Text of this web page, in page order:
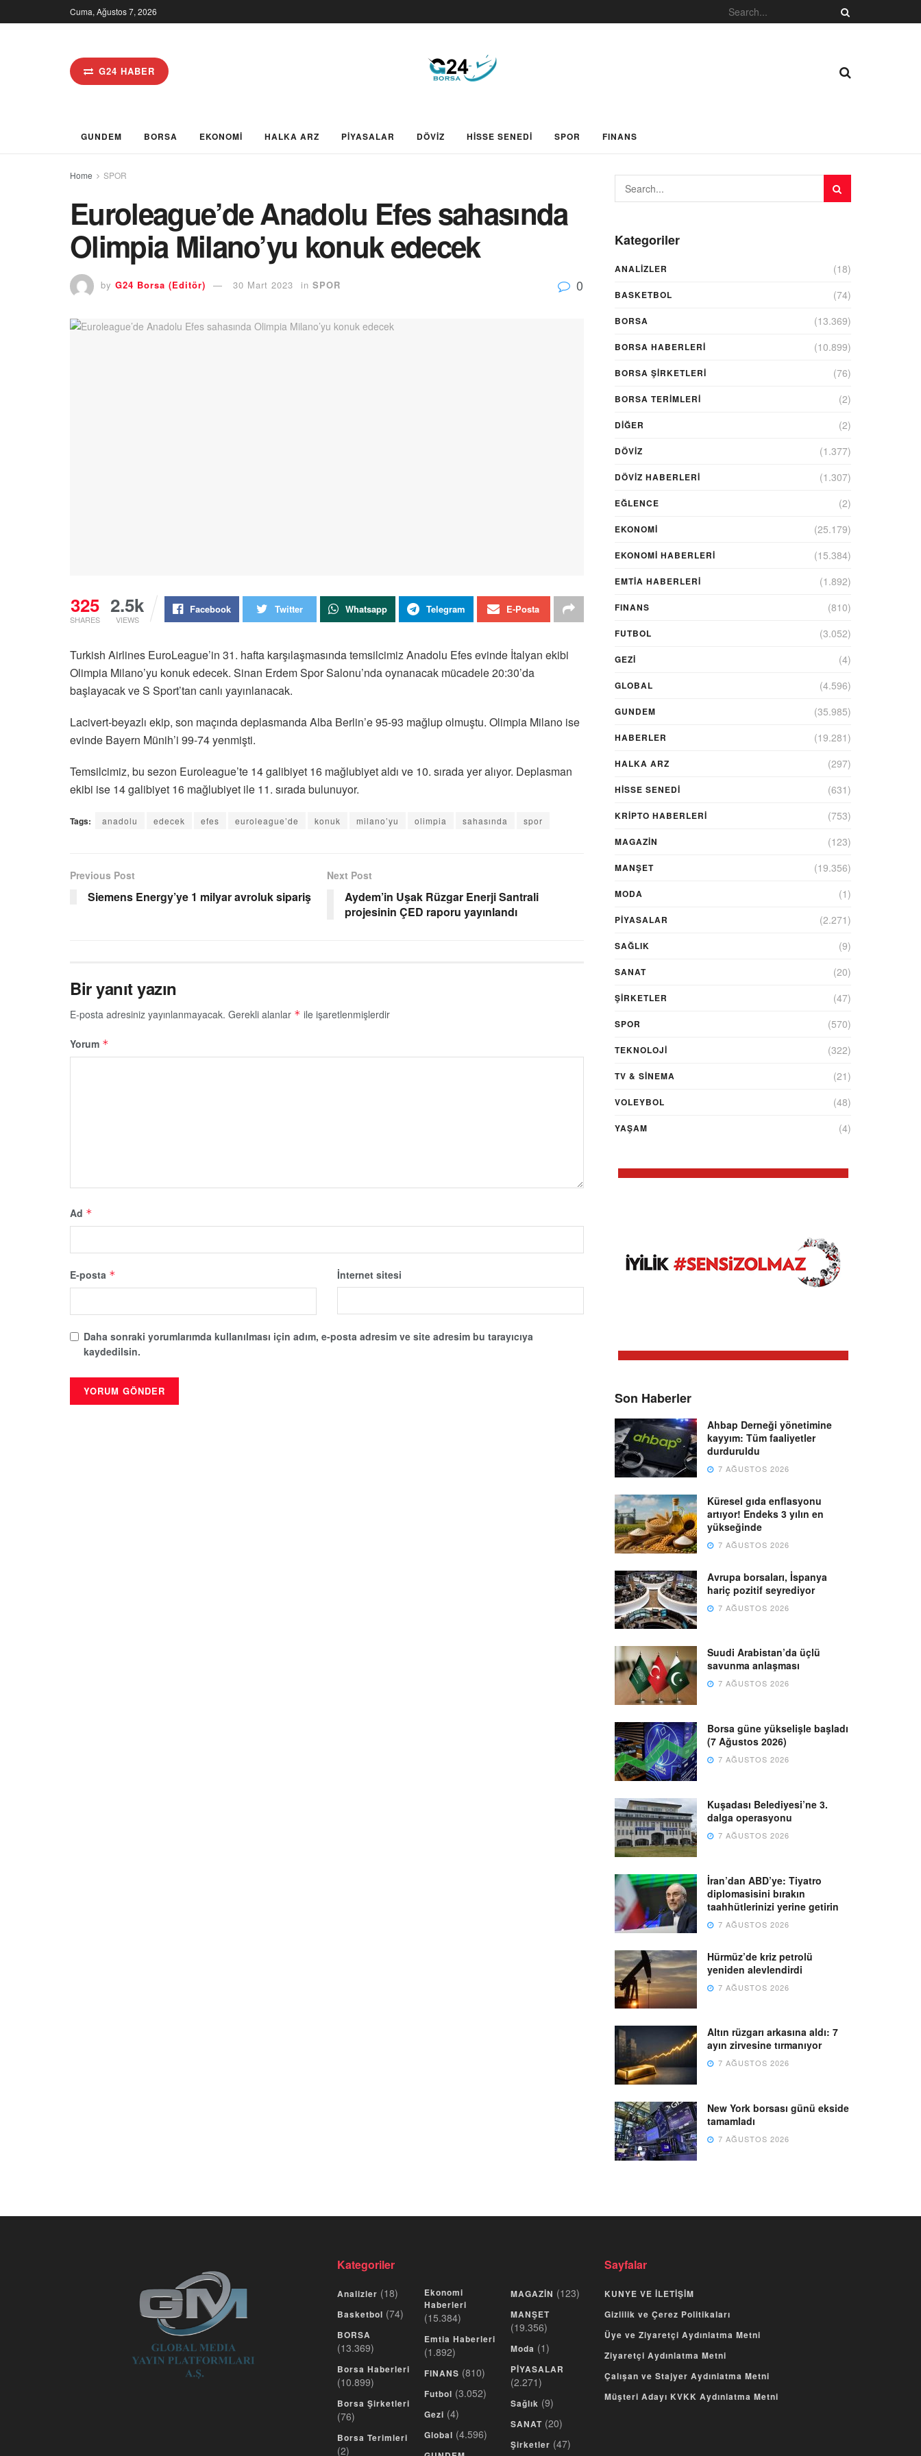
Cuma, Ağustos 7, 2026
G24 HABER
GUNDEM BORSA EKONOMİ HALKA ARZ PİYASALAR DÖVİZ HİSSE SENEDİ SPOR FINANS
Home SPOR
Euroleague’de Anadolu Efes sahasında
Olimpia Milano’yu konuk edecek
by G24 Borsa (Editör) 30 Mart 2023 in SPOR 0
325
SHARES
2.5k
VIEWS
Facebook Twitter Whatsapp Telegram E-Posta
Turkish Airlines EuroLeague’in 31. hafta karşılaşmasında temsilcimizAnadolu Efesevinde İtalyan ekibi
Olimpia Milano’yu konuk edecek. Sinan Erdem Spor Salonu’nda oynanacak mücadele 20:30’da
başlayacak ve S Sport’tan canlı yayınlanacak.
Lacivert-beyazlı ekip, son maçında deplasmanda Alba Berlin’e 95-93 mağlup olmuştu. Olimpia Milano ise
evinde Bayern Münih’i 99-74 yenmişti.
Temsilcimiz, bu sezon Euroleague’te 14 galibiyet 16 mağlubiyet aldı ve 10. sırada yer alıyor. Deplasman
ekibi ise 14 galibiyet 16 mağlubiyet ile 11. sırada bulunuyor.
Tags: anadolu edecek efes euroleague’de konuk milano’yu olimpia sahasında spor
Previous Post
Siemens Energy’ye 1 milyar avroluk sipariş
Next Post
Aydem’in Uşak Rüzgar Enerji Santrali
projesinin ÇED raporu yayınlandı
Bir yanıt yazın
E-posta adresiniz yayınlanmayacak. Gerekli alanlar * ile işaretlenmişlerdir
Yorum *
Ad *
E-posta * İnternet sitesi
Daha sonraki yorumlarımda kullanılması için adım, e-posta adresim ve site adresim bu tarayıcıya
kaydedilsin.
Kategoriler
ANALIZLER (18)
BASKETBOL (74)
BORSA (13.369)
BORSA HABERLERI (10.899)
BORSA ŞIRKETLERI (76)
BORSA TERIMLERI (2)
DIĞER (2)
DÖVİZ (1.377)
DÖVIZ HABERLERI (1.307)
EĞLENCE (2)
EKONOMİ (25.179)
EKONOMI HABERLERI (15.384)
EMTIA HABERLERI (1.892)
FINANS (810)
FUTBOL (3.052)
GEZI (4)
GLOBAL (4.596)
GUNDEM (35.985)
HABERLER (19.281)
HALKA ARZ (297)
HİSSE SENEDİ (631)
KRIPTO HABERLERI (753)
MAGAZİN (123)
MANŞET (19.356)
MODA (1)
PİYASALAR (2.271)
SAĞLIK (9)
SANAT (20)
ŞIRKETLER (47)
SPOR (570)
TEKNOLOJİ (322)
TV & SINEMA (21)
VOLEYBOL (48)
YAŞAM (4)
Son Haberler
Ahbap Derneği yönetimine
kayyım: Tüm faaliyetler
durduruldu
7 AĞUSTOS 2026
Küresel gıda enflasyonu
artıyor! Endeks 3 yılın en
yükseğinde
7 AĞUSTOS 2026
Avrupa borsaları, İspanya
hariç pozitif seyrediyor
7 AĞUSTOS 2026
Suudi Arabistan’da üçlü
savunma anlaşması
7 AĞUSTOS 2026
Borsa güne yükselişle başladı
(7 Ağustos 2026)
7 AĞUSTOS 2026
Kuşadası Belediyesi’ne 3.
dalga operasyonu
7 AĞUSTOS 2026
İran’dan ABD’ye: Tiyatro
diplomasisini bırakın
taahhütlerinizi yerine getirin
7 AĞUSTOS 2026
Hürmüz’de kriz petrolü
yeniden alevlendirdi
7 AĞUSTOS 2026
Altın rüzgarı arkasına aldı: 7
ayın zirvesine tırmanıyor
7 AĞUSTOS 2026
New York borsası günü ekside
tamamladı
7 AĞUSTOS 2026
Kategoriler
Analizler (18)
Basketbol (74)
BORSA
(13.369)
Borsa Haberleri
(10.899)
Borsa Şirketleri
(76)
Borsa Terimleri
(2)
Ekonomi
Haberleri
(15.384)
Emtia Haberleri
(1.892)
FINANS (810)
Futbol (3.052)
Gezi (4)
Global (4.596)
MAGAZİN (123)
MANŞET
(19.356)
Moda (1)
PİYASALAR
(2.271)
Sağlık (9)
SANAT (20)
Şirketler (47)
Sayfalar
KUNYE VE İLETİŞİM
Gizlilik ve Çerez Politikaları
Üye ve Ziyaretçi Aydınlatma Metni
Ziyaretçi Aydınlatma Metni
Çalışan ve Stajyer Aydınlatma Metni
Müşteri Adayı KVKK Aydınlatma Metni